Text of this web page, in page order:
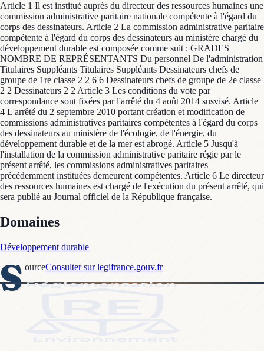
Article 1 Il est institué auprès du directeur des ressources humaines une
commission administrative paritaire nationale compétente à l'égard du
corps des dessinateurs. Article 2 La commission administrative paritaire
compétente à l'égard du corps des dessinateurs au ministère chargé du
développement durable est composée comme suit : GRADES
NOMBRE DE REPRÉSENTANTS Du personnel De l'administration
Titulaires Suppléants Titulaires Suppléants Dessinateurs chefs de
groupe de 1re classe 2 2 6 6 Dessinateurs chefs de groupe de 2e classe
2 2 Dessinateurs 2 2 Article 3 Les conditions du vote par
correspondance sont fixées par l'arrêté du 4 août 2014 susvisé. Article
4 L'arrêté du 2 septembre 2010 portant création et modification de
commissions administratives paritaires compétentes à l'égard du corps
des dessinateurs au ministère de l'écologie, de l'énergie, du
développement durable et de la mer est abrogé. Article 5 Jusqu'à
l'installation de la commission administrative paritaire régie par le
présent arrêté, les commissions administratives paritaires
précédemment instituées demeurent compétentes. Article 6 Le directeur
des ressources humaines est chargé de l'exécution du présent arrêté, qui
sera publié au Journal officiel de la République française.
Domaines
Développement durable
S ourceConsulter sur legifrance.gouv.fr